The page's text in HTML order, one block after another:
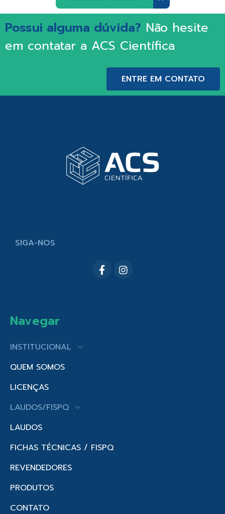
Possui alguma dúvida? Não hesite
em contatar a ACS Científica
ENTRE EM CONTATO
SIGA-NOS
Navegar
INSTITUCIONAL
QUEM SOMOS
LICENÇAS
LAUDOS/FISPQ
LAUDOS
FICHAS TÉCNICAS / FISPQ
REVENDEDORES
PRODUTOS
CONTATO